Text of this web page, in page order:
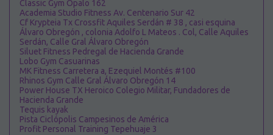
Classic Gym Ópalo 162
Academia Studio Fitness Av. Centenario Sur 42
Cf Krypteia Tx Crossfit Aquiles Serdán # 38 , casi esquina
Álvaro Obregón , colonia Adolfo L Mateos . Col, Calle Aquiles
Serdán, Calle Gral Álvaro Obregón
Siluet Fitness Pedregal de Hacienda Grande
Lobo Gym Casuarinas
MK Fitness Carretera a, Ezequiel Montés #100
Rhinos Gym Calle Gral Álvaro Obregón 14
Power House TX Heroico Colegio Militar, Fundadores de
Hacienda Grande
Tequis kayak
Pista Ciclópolis Campesinos de América
Profit Personal Training Tepehuaje 3